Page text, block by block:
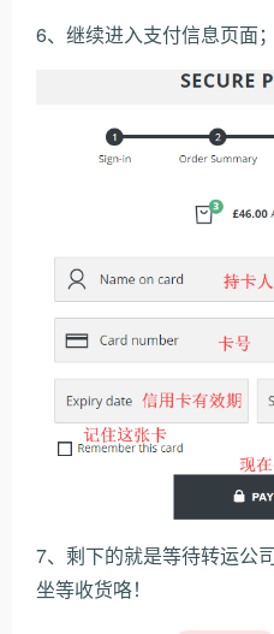
6、继续进入支付信息页面；
7、剩下的就是等待转运公
坐等收货咯！